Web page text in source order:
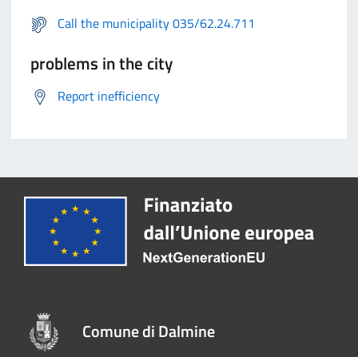
Call the municipality 035/62.24.711
problems in the city
Report inefficiency
Comune di Dalmine